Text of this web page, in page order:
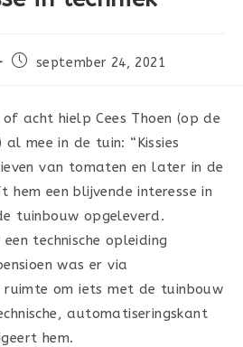
Berichtseptember 24, 2021
acht hielp Cees Thoen (op de
mee in de tuin: “Kissies
van tomaten en later in de
hem een blijvende interesse in
tuinbouw opgeleverd.
technische opleiding
was er via
ruimte om iets met de tuinbouw
automatiseringskant
hem.